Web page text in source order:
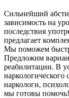
Сильнейший
зависимость на
последствия
предлагает
Мы поможем
Предложим
реабилитации. В
наркологи,
мы готовы помочь!